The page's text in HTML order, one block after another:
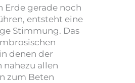
Erde gerade noch
entsteht eine
Stimmung. Das
denen der
nahezu allen
zum Beten